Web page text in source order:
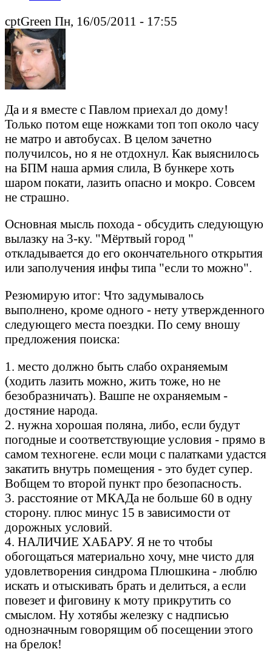
cptGreen Пн, 16/05/2011 - 17:55
Да и я вместе с Павлом приехал до дому!
Только потом еще ножками топ топ около часу
не матро и автобусах. В целом зачетно
получилсоь, но я не отдохнул. Как выяснилось
на БПМ наша армия слила, В бункере хоть
шаром покати, лазить опасно и мокро. Совсем
не страшно.
Основная мысль похода - обсудить следующую
вылазку на 3-ку. "Мёртвый город "
откладывается до его окончательного открытия
или заполучения инфы типа "если то можно".
Резюмирую итог: Что задумывалось
выполнено, кроме одного - нету утвержденного
следующего места поездки. По сему вношу
предложения поиска:
1. место должно быть слабо охраняемым
(ходить лазить можно, жить тоже, но не
безобразничать). Вашпе не охраняемым -
достяние народа.
2. нужна хорошая поляна, либо, если будут
погодные и соответствующие условия - прямо в
самом техногене. если моци с палатками удастся
закатить внутрь помещения - это будет супер.
Вобщем то второй пункт про безопасность.
3. расстояние от МКАДа не больше 60 в одну
сторону. плюс минус 15 в зависимости от
дорожных условий.
4. НАЛИЧИЕ ХАБАРУ. Я не то чтобы
обогощаться материально хочу, мне чисто для
удовлетворения синдрома Плюшкина - люблю
искать и отыскивать брать и делиться, а если
повезет и фиговину к моту прикрутить со
смыслом. Ну хотябы железку с надписью
однозначным говорящим об посещении этого
на брелок!